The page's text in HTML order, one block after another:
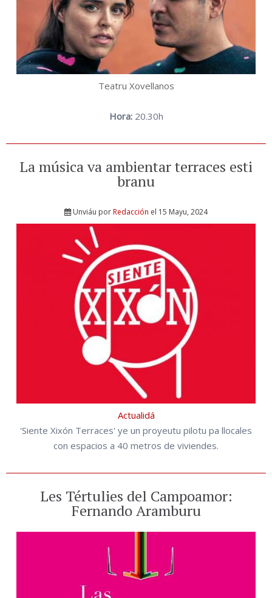
Teatru Xovellanos
Hora:20.30h
La música va ambientar terraces esti
branu
Unviáu porRedacción el 15 Mayu, 2024
Actualidá
'Siente Xixón Terraces' ye un proyeutu pilotu pa llocales
con espacios a 40 metros de viviendes.
Les Tértulies del Campoamor:
Fernando Aramburu